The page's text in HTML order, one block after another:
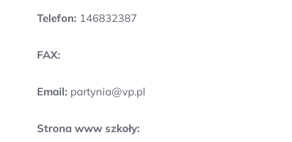
Telefon: 146832387
FAX:
Email: partynia@vp.pl
Strona www szkoły: